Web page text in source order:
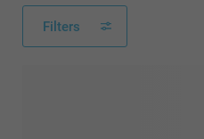
Filters